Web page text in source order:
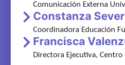
Comunicación Externa
Constanza
Coordinadora Educación
Francisca
Directora Ejecutiva,